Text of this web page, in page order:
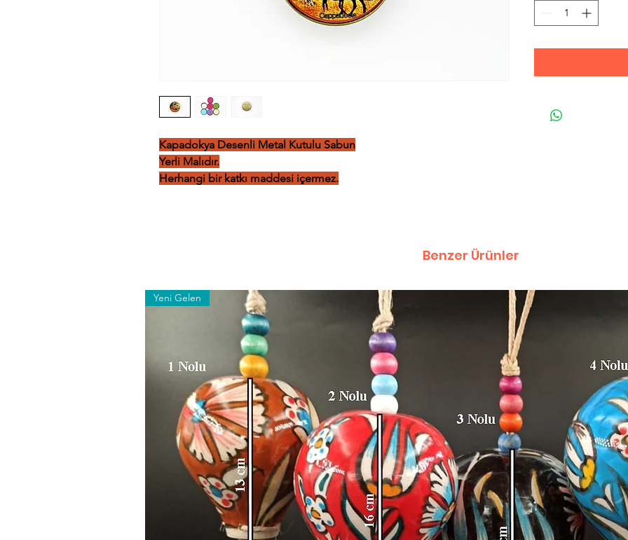
Kapadokya Desenli Metal Kutulu Sabun
Yerli Malıdır.
Herhangi bir katkı maddesi içermez.
Benzer Ürünler
Yeni Gelen